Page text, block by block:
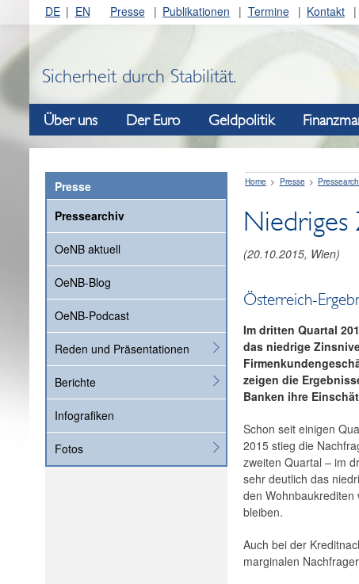
DE EN Presse Publikationen Termine Kontakt
Sicherheit durch Stabilität.
Über uns Der Euro Geldpolitik
Presse
Pressearchiv
OeNB aktuell
OeNB-Blog
OeNB-Podcast
Reden und Präsentationen
Berichte
Infografiken
Fotos
Home Presse
Niedriges
(20.10.2015, Wien)
Österreich-
Im dritten Quartal
das niedrige
zeigen die
Banken ihre
Schon seit einigen
2015 stieg die
zweiten Quartal – im
sehr deutlich das
den
bleiben.
Auch bei der
marginalen